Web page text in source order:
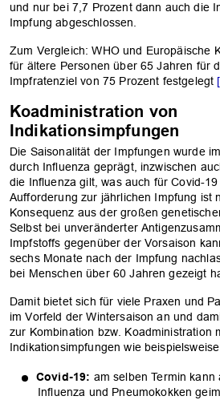
und nur bei 7,7 Prozent dann auch die
Impfung abgeschlossen.
Zum Vergleich: WHO und Europäische
für ältere Personen über 65 Jahren für
Impfratenziel von 75 Prozent festgelegt
Koadministration von
Indikationsimpfungen
Die Saisonalität der Impfungen wurde
durch Influenza geprägt, inzwischen
die Influenza gilt, was auch für Covid-
Aufforderung zur jährlichen Impfung ist
Konsequenz aus der großen
Selbst bei unveränderter
Impfstoffs gegenüber der Vorsaison
sechs Monate nach der Impfung
bei Menschen über 60 Jahren gezeigt
Damit bietet sich für viele Praxen und
im Vorfeld der Wintersaison an und
zur Kombination bzw. Koadministration
Indikationsimpfungen wie
Covid-19: am selben Termin
Influenza und Pneumokokken